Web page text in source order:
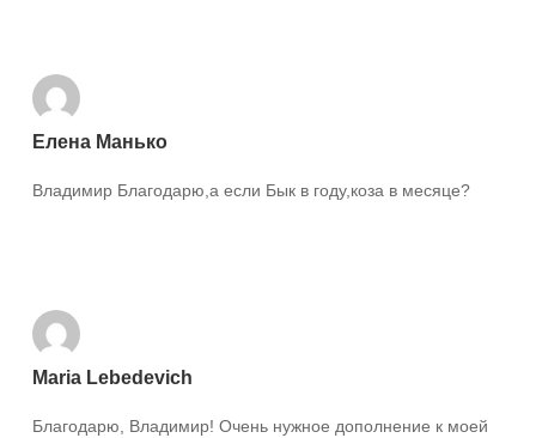
Елена Манько
Владимир Благодарю,а если Бык в году,коза в месяце?
Maria Lebedevich
Благодарю, Владимир! Очень нужное дополнение к моей